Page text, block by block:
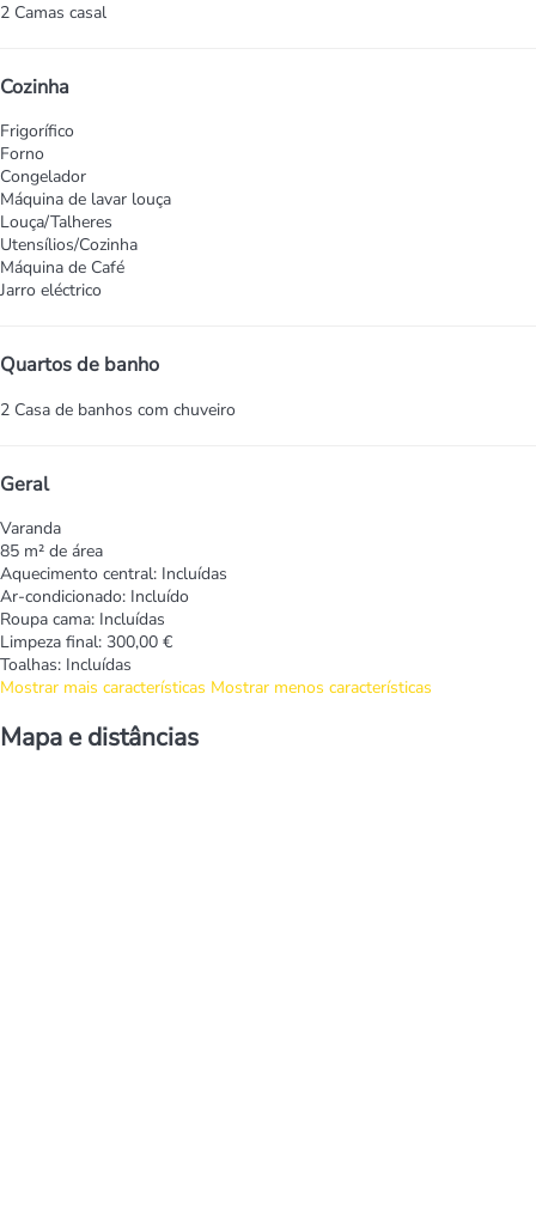
2 Camas casal
Cozinha
Frigorífico
Forno
Congelador
Máquina de lavar louça
Louça/Talheres
Utensílios/Cozinha
Máquina de Café
Jarro eléctrico
Quartos de banho
2 Casa de banhos com chuveiro
Geral
Varanda
85 m² de área
Aquecimento central: Incluídas
Ar-condicionado: Incluído
Roupa cama: Incluídas
Limpeza final: 300,00 €
Toalhas: Incluídas
Mostrar mais características Mostrar menos características
Mapa e distâncias